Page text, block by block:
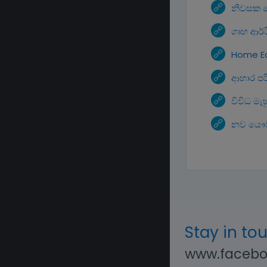
නිවසක
ගෘහ
Home
ආහාර
විවිධ
නව
Stay in